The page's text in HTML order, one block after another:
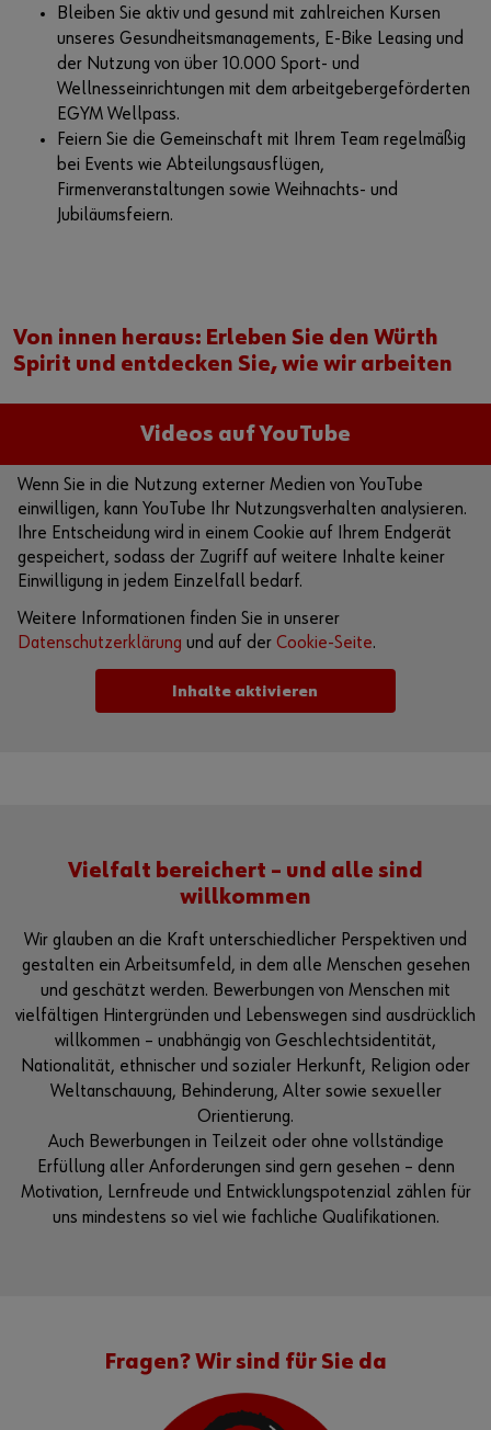
Bleiben Sie aktiv und gesund mit zahlreichen Kursen
unseres Gesundheitsmanagements, E-Bike Leasing und
der Nutzung von über 10.000 Sport- und
Wellnesseinrichtungen mit dem arbeitgebergeförderten
EGYM Wellpass.
Feiern Sie die Gemeinschaft mit Ihrem Team regelmäßig
bei Events wie Abteilungsausflügen,
Firmenveranstaltungen sowie Weihnachts- und
Jubiläumsfeiern.
Von innen heraus: Erleben Sie den Würth
Spirit und entdecken Sie, wie wir arbeiten
Videos auf YouTube
Wenn Sie in die Nutzung externer Medien von YouTube
einwilligen, kann YouTube Ihr Nutzungsverhalten analysieren.
Ihre Entscheidung wird in einem Cookie auf Ihrem Endgerät
gespeichert, sodass der Zugriff auf weitere Inhalte keiner
Einwilligung in jedem Einzelfall bedarf.
Weitere Informationen finden Sie in unserer
Datenschutzerklärung und auf der Cookie-Seite.
Inhalte aktivieren
Vielfalt bereichert – und alle sind
willkommen
Wir glauben an die Kraft unterschiedlicher Perspektiven und
gestalten ein Arbeitsumfeld, in dem alle Menschen gesehen
und geschätzt werden. Bewerbungen von Menschen mit
vielfältigen Hintergründen und Lebenswegen sind ausdrücklich
willkommen – unabhängig von Geschlechtsidentität,
Nationalität, ethnischer und sozialer Herkunft, Religion oder
Weltanschauung, Behinderung, Alter sowie sexueller
Orientierung.
Auch Bewerbungen in Teilzeit oder ohne vollständige
Erfüllung aller Anforderungen sind gern gesehen – denn
Motivation, Lernfreude und Entwicklungspotenzial zählen für
uns mindestens so viel wie fachliche Qualifikationen.
Fragen? Wir sind für Sie da